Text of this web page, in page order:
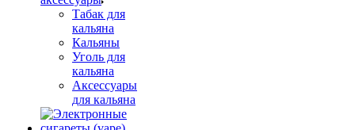
Табак для
кальяна
Кальяны
Уголь для
кальяна
Аксессуары
для кальяна